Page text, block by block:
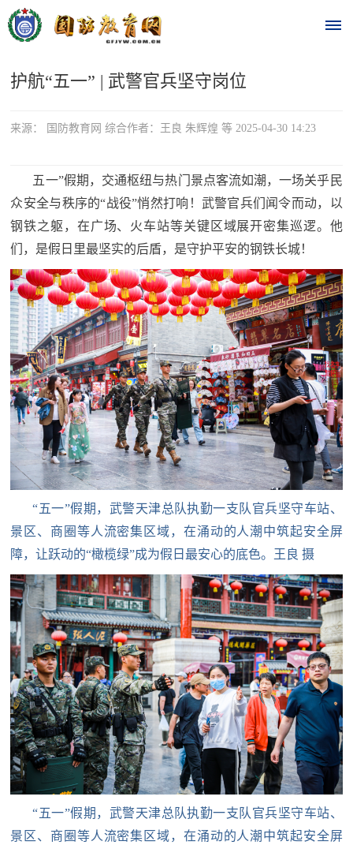
首
页
政
要
闻
时
政
要
闻
热
点
追
踪
热
点
追
踪
国
防
法
规
国
法
规
国
防
知
识
国
防
知
识
全
民
国
防
全
民
子
护航“五一” | 武警官兵坚守岗位
来源： 国防教育网 综合作者：王良 朱辉煌 等 2025-04-30 14:23
五一”假期，交通枢纽与热门景点客流如潮，一场关乎民
众安全与秩序的“战役”悄然打响！武警官兵们闻令而动，以
钢铁之躯，在广场、火车站等关键区域展开密集巡逻。他
们，是假日里最坚实的后盾，是守护平安的钢铁长城！
“五一”假期，武警天津总队执勤一支队官兵坚守车站、
景区、商圈等人流密集区域，在涌动的人潮中筑起安全屏
障，让跃动的“橄榄绿”成为假日最安心的底色。王良 摄
“五一”假期，武警天津总队执勤一支队官兵坚守车站、
景区、商圈等人流密集区域，在涌动的人潮中筑起安全屏